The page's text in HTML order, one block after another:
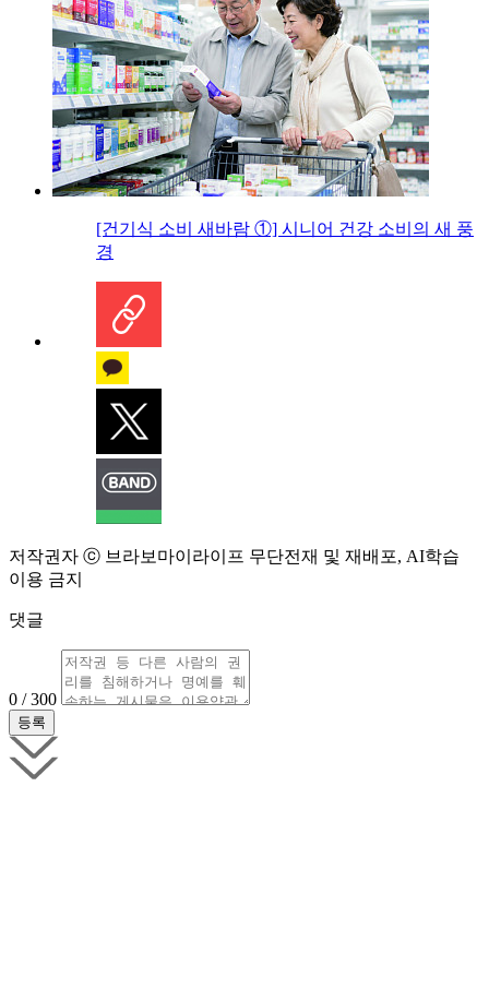
[건기식 소비 새바람 ①] 시니어 건강 소비의 새 풍
경
저작권자 ⓒ 브라보마이라이프 무단전재 및 재배포, AI학습
이용 금지
댓글
0 / 300